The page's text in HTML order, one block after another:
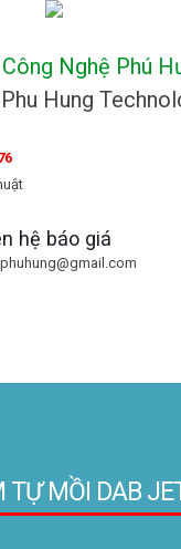
Công Nghệ Phú
Phu Hung
hệ báo giá
TỰ MỒI DAB